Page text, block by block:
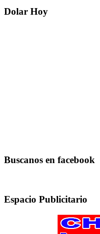
Dolar Hoy
Buscanos en facebook
Espacio Publicitario